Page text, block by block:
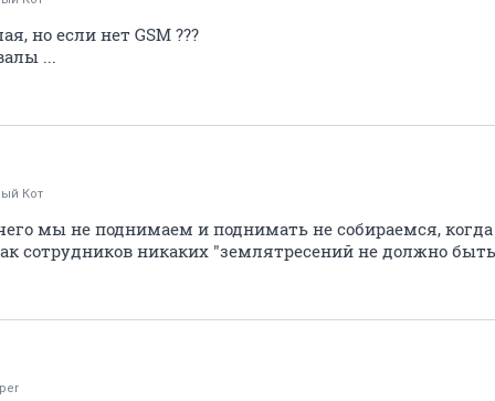
но если нет GSM ???
...
Кот
мы не поднимаем и поднимать не собираемся,
сотрудников никаких "землятресений не должно